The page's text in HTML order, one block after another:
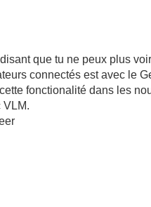
que tu ne peux plus
connectés est avec le
fonctionalité dans les
VLM.